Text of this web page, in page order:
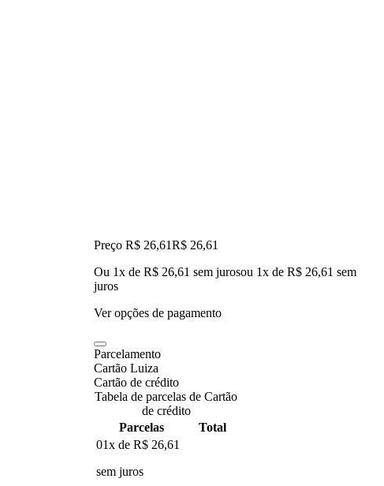
Preço R$ 26,61R$ 26,61
Ou 1x de R$ 26,61 sem jurosou 1x de R$ 26,61 sem
juros
Ver opções de pagamento
Parcelamento
Cartão Luiza
Cartão de crédito
Tabela de parcelas de Cartão
de crédito
Parcelas
Total
01x de R$ 26,61
sem juros